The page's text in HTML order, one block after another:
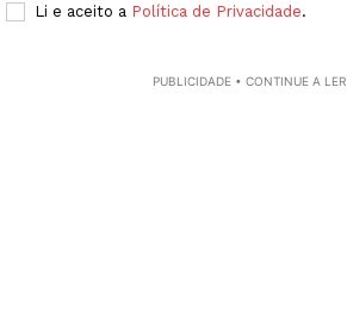
Li e aceito a Política de Privacidade.
PUBLICIDADE • CONTINUE A LER